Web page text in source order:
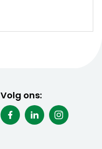
Volg ons: